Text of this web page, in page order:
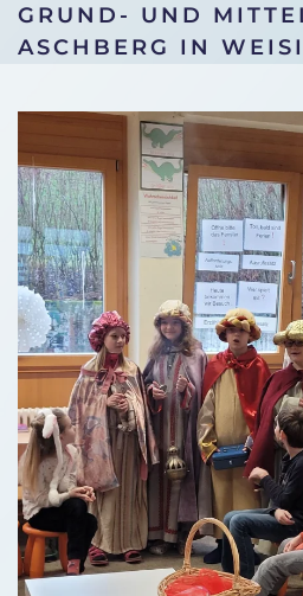
GRUND- UND
ASCHBERG IN